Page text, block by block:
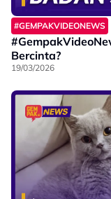
#GEMPAKVIDEONEWS
Bercinta?
19/03/2026